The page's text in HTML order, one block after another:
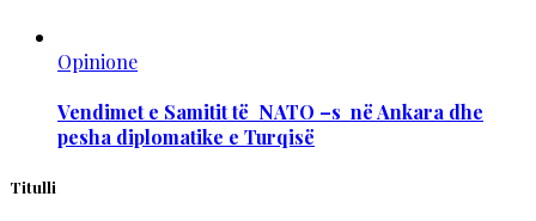
Opinione
Vendimet e Samitit të NATO –s në Ankara dhe
pesha diplomatike e Turqisë
Titulli